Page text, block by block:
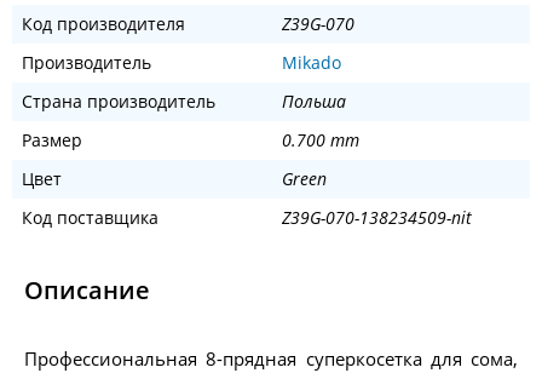
Код производителя
Z39G-070
Производитель
Mikado
Страна производитель
Польша
Размер
0.700 mm
Цвет
Green
Код поставщика
Z39G-070-138234509-nit
Описание
Профессиональная 8-прядная суперкосетка для сома,